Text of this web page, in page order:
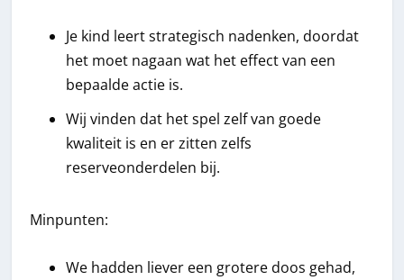
Je kind leert strategisch nadenken, doordat
het moet nagaan wat het effect van een
bepaalde actie is.
Wij vinden dat het spel zelf van goede
kwaliteit is en er zitten zelfs
reserveonderdelen bij.
Minpunten:
We hadden liever een grotere doos gehad,